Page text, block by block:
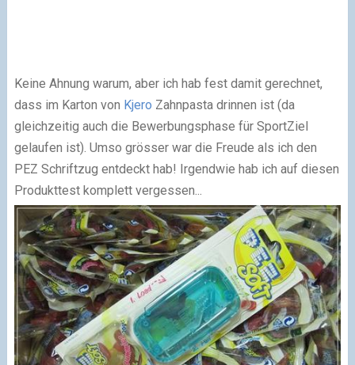
Keine Ahnung warum, aber ich hab fest damit gerechnet,
dass im Karton von Kjero Zahnpasta drinnen ist (da
gleichzeitig auch die Bewerbungsphase für SportZiel
gelaufen ist). Umso grösser war die Freude als ich den
PEZ Schriftzug entdeckt hab! Irgendwie hab ich auf diesen
Produkttest komplett vergessen...